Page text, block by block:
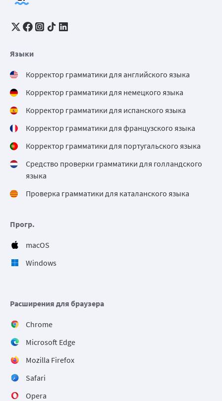
Языки
Корректор грамматики для английского языка
Корректор грамматики для немецкого языка
Корректор грамматики для испанского языка
Корректор грамматики для французского языка
Корректор грамматики для португальского языка
Средство проверки грамматики для голландского
языка
Проверка грамматики для каталанского языка
Прогр.
macOS
Windows
Расширения для браузера
Chrome
Microsoft Edge
Mozilla Firefox
Safari
Opera